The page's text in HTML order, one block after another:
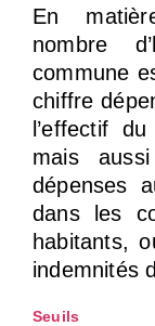
En
nombre
commune
chiffre
l’effectif
mais
dépenses
dans les
habitants,
indemnités
Seuils